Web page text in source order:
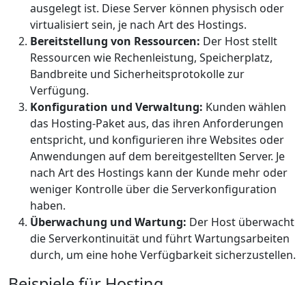
ausgelegt ist. Diese Server können physisch oder
virtualisiert sein, je nach Art des Hostings.
Bereitstellung von Ressourcen: Der Host stellt
Ressourcen wie Rechenleistung, Speicherplatz,
Bandbreite und Sicherheitsprotokolle zur
Verfügung.
Konfiguration und Verwaltung: Kunden wählen
das Hosting-Paket aus, das ihren Anforderungen
entspricht, und konfigurieren ihre Websites oder
Anwendungen auf dem bereitgestellten Server. Je
nach Art des Hostings kann der Kunde mehr oder
weniger Kontrolle über die Serverkonfiguration
haben.
Überwachung und Wartung: Der Host überwacht
die Serverkontinuität und führt Wartungsarbeiten
durch, um eine hohe Verfügbarkeit sicherzustellen.